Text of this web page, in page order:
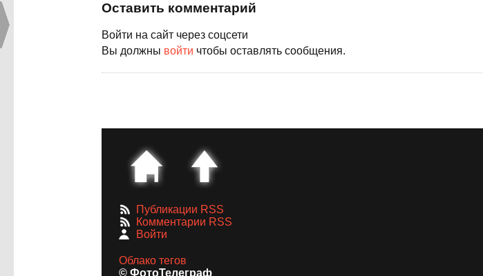
Оставить комментарий
Войти на сайт через соцсети
Вы должны войти чтобы оставлять сообщения.
Публикации RSS
Комментарии RSS
Войти
Облако тегов
© ФотоТелеграф